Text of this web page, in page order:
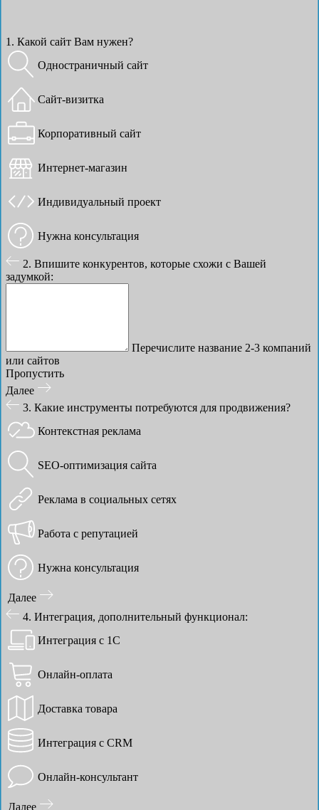
1. Какой сайт Вам нужен?
Одностраничный сайт
Сайт-визитка
Корпоративный сайт
Интернет-магазин
Индивидуальный проект
Нужна консультация
2. Впишите конкурентов, которые схожи с Вашей
задумкой:
Перечислите название 2-3 компаний
или сайтов
Пропустить
Далее
3. Какие инструменты потребуются для продвижения?
Контекстная реклама
SEO-оптимизация сайта
Реклама в социальных сетях
Работа с репутацией
Нужна консультация
Далее
4. Интеграция, дополнительный функционал:
Интеграция с 1С
Онлайн-оплата
Доставка товара
Интеграция с CRM
Онлайн-консультант
Далее